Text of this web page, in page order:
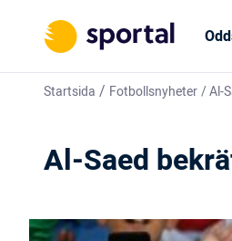
Startsida / Fotbollsnyheter/Al-
Al-Saed